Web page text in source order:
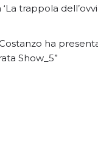
trappola
ha
Show_5”